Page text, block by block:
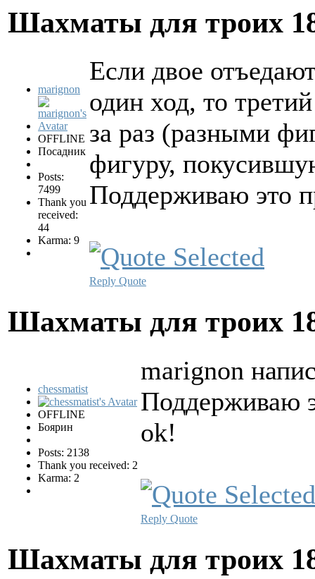
Шахматы для троих
marignon
OFFLINE
Посадник
Posts:
7499
Thank you
received:
44
Karma: 9
Если двое
один ход, то
за раз (разными
фигуру,
Поддерживаю это
Reply Quote
Шахматы для троих
chessmatist
OFFLINE
Боярин
Posts: 2138
Thank you received: 2
Karma: 2
marignon
Поддерживаю
ok!
Reply Quote
Шахматы для троих